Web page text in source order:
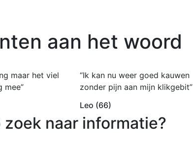
aan het woord
maar het viel
mee”
“Ik kan nu weer goed kauwen
zonder pijn aan mijn klikgebit”
Leo (66)
zoek naar informatie?